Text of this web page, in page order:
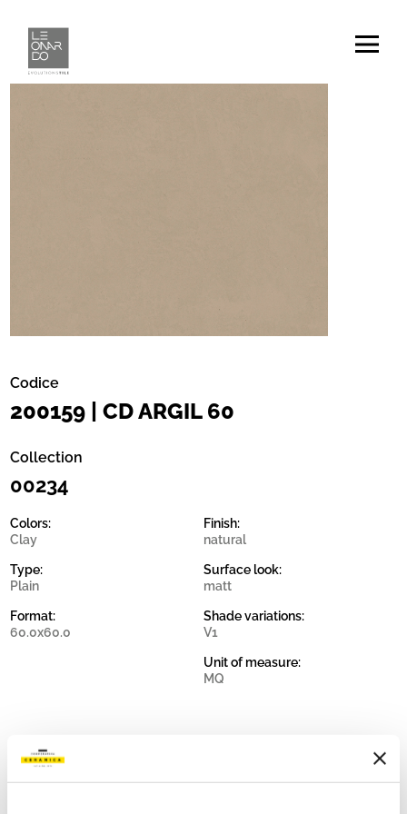
Codice
200159 | CD ARGIL 60
Collection
00234
Colors:
Clay
Type:
Plain
Format:
60.0x60.0
Finish:
natural
Surface look:
matt
Shade variations:
V1
Unit of measure:
MQ